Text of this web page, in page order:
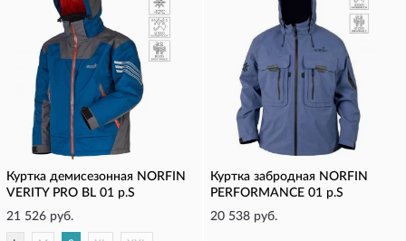
Куртка демисезонная NORFIN
VERITY PRO BL 01 р.S
21 526 руб.
Куртка забродная NORFIN
PERFORMANCE 01 р.S
20 538 руб.